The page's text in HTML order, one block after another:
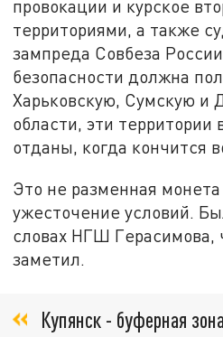
провокации и курское
территориями, а также
зампреда Совбеза
безопасности должна
Харьковскую, Сумскую и
области, эти территории
отданы, когда кончится
Это не разменная
ужесточение условий.
словах НГШ Герасимова,
заметил.
Купянск - буферная